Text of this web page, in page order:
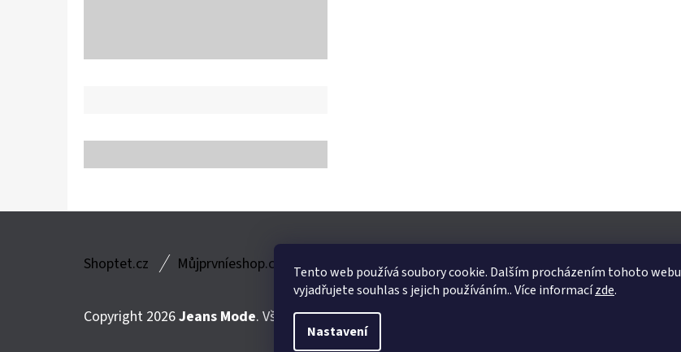
Tento web používá soubory cookie. Dalším procházením tohoto webu
vyjadřujete souhlas s jejich používáním.. Více informacízde.
Nastavení
Shoptet.cz
Můjprvníeshop.cz
Copyright 2026Jeans Mode. Všechna práva vyhrazena.